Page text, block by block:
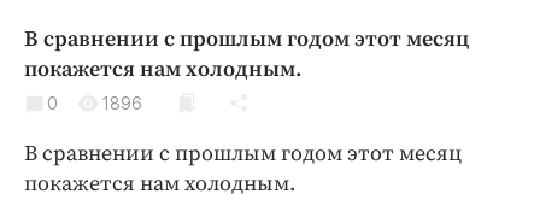
Благоустройство
Криминал
Недвижимость и ЖКХ
В сравнении с прошлым годом этот месяц
покажется нам холодным.
0 1896
В сравнении с прошлым годом этот месяц
покажется нам холодным.